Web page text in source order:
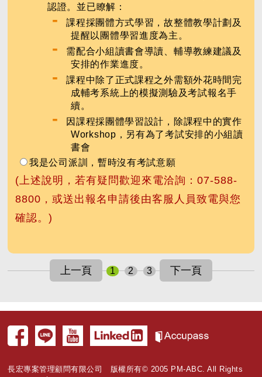
認證。並已瞭解：
-
課程採團體方式學習，故整體教學計劃及
提醒以團體學習進度為主。
-
需配合小組讀書會導讀、輔導教練建議及
安排的作業進度。
-
課程中除了正式課程之外需額外花時間完
成輔考系統上的模擬測驗及考試報名手
續。
-
因課程採團體學習設計，除課程中的實作
Workshop，另有為了考試安排的小組讀
書會
我是公司派訓，暫時沒有考試意願
(上述說明，若有疑問歡迎來電洽詢：07-588-
8800，或送出報名申請後由客服人員致電與您
確認。)
1 2 3
長宏專案管理顧問有限公司 版權所有© 2005 PM-ABC. All Rights